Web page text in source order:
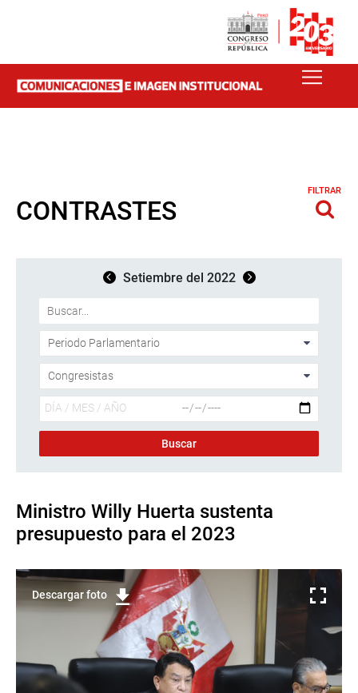
CONTRASTES
FILTRAR
Setiembre del 2022
Ministro Willy Huerta sustenta
presupuesto para el 2023
Descargar foto